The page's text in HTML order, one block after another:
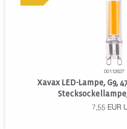
00112627
Xavax LED-Lampe, G9,
7,55 EUR